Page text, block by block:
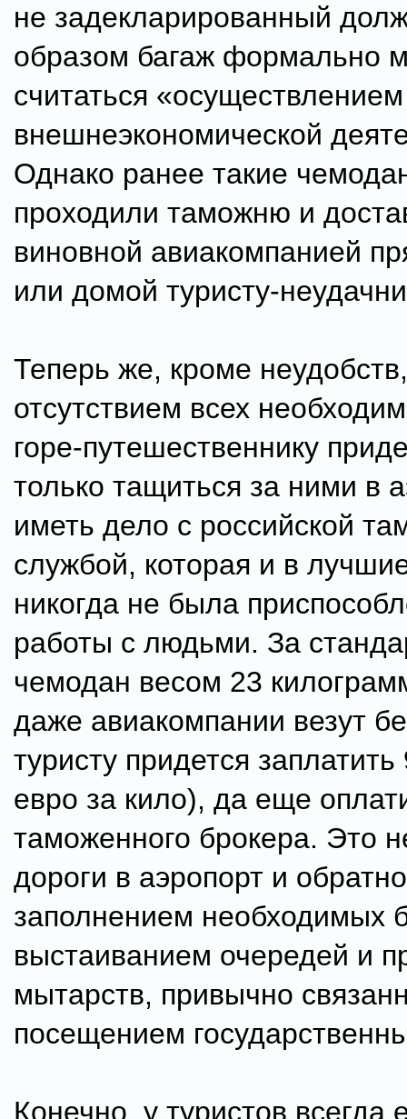
не задекларированный
образом багаж формально
считаться «осуществлением
внешнеэкономической
Однако ранее такие
проходили таможню и
виновной авиакомпанией
или домой туристу-
Теперь же, кроме
отсутствием всех
горе-путешественнику
только тащиться за ними в
иметь дело с российской
службой, которая и в
никогда не была
работы с людьми. За
чемодан весом 23
даже авиакомпании везут
туристу придется
евро за кило), да еще
таможенного брокера. Это
дороги в аэропорт и
заполнением необходимых
выстаиванием очередей и
мытарств, привычно
посещением
Конечно, у туристов всегда